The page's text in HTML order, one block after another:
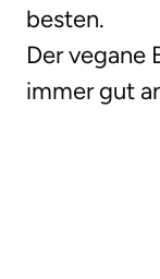
besten.
Der vegane
immer gut